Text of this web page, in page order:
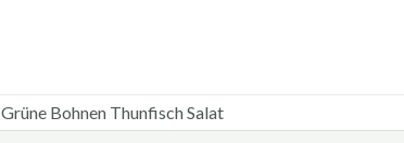
Grüne Bohnen Thunfisch Salat